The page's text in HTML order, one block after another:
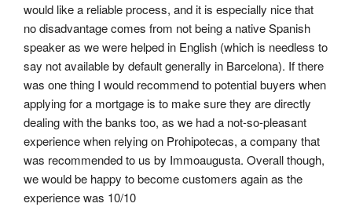
would like a reliable process, and it is especially nice that
no disadvantage comes from not being a native Spanish
speaker as we were helped in English (which is needless to
say not available by default generally in Barcelona). If there
was one thing I would recommend to potential buyers when
applying for a mortgage is to make sure they are directly
dealing with the banks too, as we had a not-so-pleasant
experience when relying on Prohipotecas, a company that
was recommended to us by Immoaugusta. Overall though,
we would be happy to become customers again as the
experience was 10/10